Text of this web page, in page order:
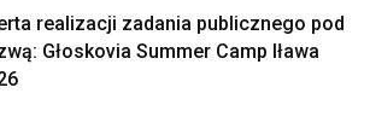
realizacji zadania publicznego pod
Głoskovia Summer Camp Iława